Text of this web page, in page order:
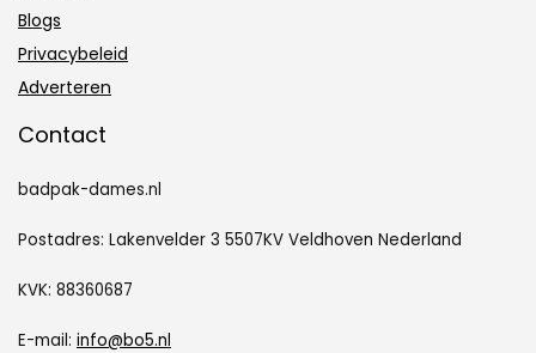
Blogs
Privacybeleid
Adverteren
Contact
badpak-dames.nl
Postadres: Lakenvelder 3 5507KV Veldhoven Nederland
KVK: 88360687
E-mail: info@bo5.nl